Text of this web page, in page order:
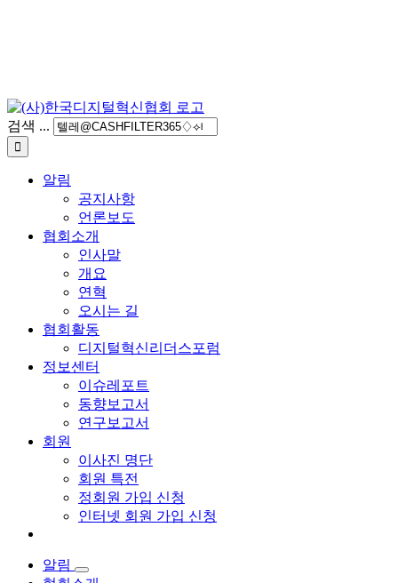
검색 ...
알림
공지사항
언론보도
협회소개
인사말
개요
연혁
오시는 길
협회활동
디지털혁신리더스포럼
정보센터
이슈레포트
동향보고서
연구보고서
회원
이사진 명단
회원 특전
정회원 가입 신청
인터넷 회원 가입 신청
알림